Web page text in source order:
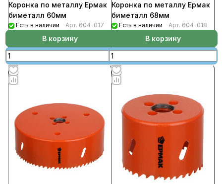
Коронка по металлу Ермак
биметалл 60мм
Есть в наличии Арт. 604-017
В корзину
Коронка по металлу Ермак
биметалл 68мм
Есть в наличии Арт. 604-018
В корзину